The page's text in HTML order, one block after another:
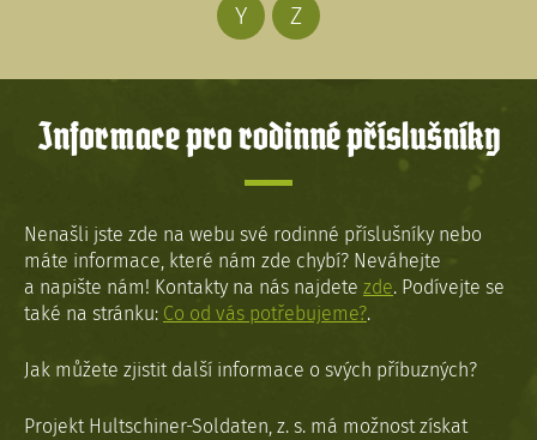
Y
Z
Informace pro rodinné příslušníky
Nenašli jste zde na webu své rodinné příslušníky nebo
máte informace, které nám zde chybí? Neváhejte
a napište nám! Kontakty na nás najdete zde. Podívejte se
také na stránku: Co od vás potřebujeme?.
Jak můžete zjistit další informace o svých příbuzných?
Projekt Hultschiner-Soldaten, z. s. má možnost získat